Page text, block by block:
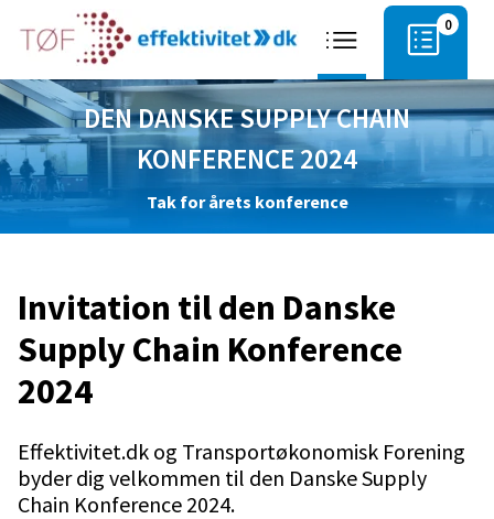
0
DEN DANSKE SUPPLY CHAIN
KONFERENCE 2024
Tak for årets konference
Invitation til den Danske
Supply Chain Konference
2024
Effektivitet.dk og Transportøkonomisk Forening
byder dig velkommen til den Danske Supply
Chain Konference 2024.